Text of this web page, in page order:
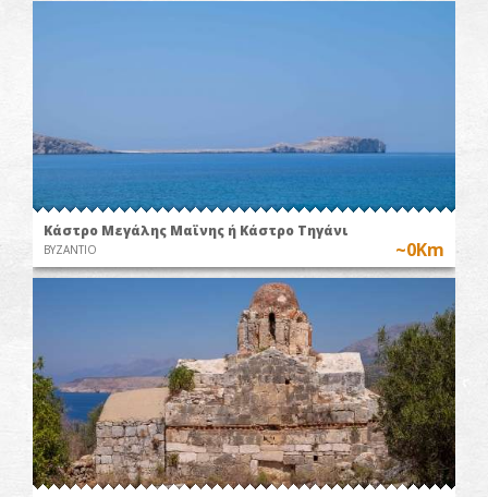
Κάστρο Μεγάλης Μαϊνης ή Κάστρο Τηγάνι
ΒΥΖΑΝΤΙΟ ~0Km